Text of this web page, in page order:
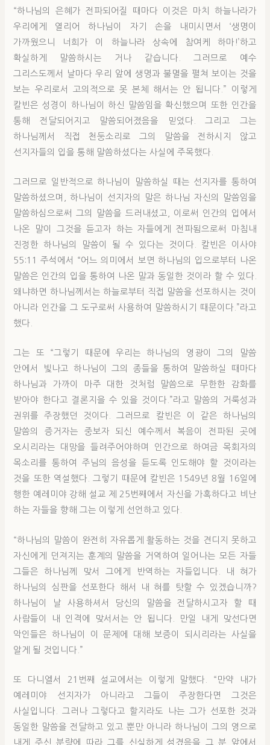
“하나님의 은혜가 전파되어질 때마다 이것은 마치 하늘나라가
우리에게 열리어 하나님이 자기 손을 내미시면서 ‘생명이
가까웠으니 너희가 이 하늘나라 상속에 참여케 하마!’하고
확실하게 말씀하시는 거나 같습니다. 그러므로 예수
그리스도께서 날마다 우리 앞에 생명과 불멸을 펼쳐 보이는 것을
보는 우리로서 고의적으로 못 본체 해서는 안 됩니다.” 이렇게
칼빈은 성경이 하나님이 하신 말씀임을 확신했으며 또한 인간을
통해 전달되어지고 말씀되어졌음을 믿었다. 그리고 그는
하나님께서 직접 천둥소리로 그의 말씀을 전하시지 않고
선지자들의 입을 통해 말씀하셨다는 사실에 주목했다.
그러므로 일반적으로 하나님이 말씀하실 때는 선지자를 통하여
말씀하셨으며, 하나님이 선지자의 말은 하나님 자신의 말씀임을
말씀하심으로써 그의 말씀을 드러내셨고, 이로써 인간의 입에서
나온 말이 그것을 듣고자 하는 자들에게 전파됨으로써 마침내
진정한 하나님의 말씀이 될 수 있다는 것이다. 칼빈은 이사야
55:11 주석에서 “어느 의미에서 보면 하나님의 입으로부터 나온
말씀은 인간의 입을 통하여 나온 말과 동일한 것이라 할 수 있다.
왜냐하면 하나님께서는 하늘로부터 직접 말씀을 선포하시는 것이
아니라 인간을 그 도구로써 사용하여 말씀하시기 때문이다.”라고
했다.
그는 또 “그렇기 때문에 우리는 하나님의 영광이 그의 말씀
안에서 빛나고 하나님이 그의 종들을 통하여 말씀하실 때마다
하나님과 가까이 마주 대한 것처럼 말씀으로 무한한 감화를
받아야 한다고 결론지을 수 있을 것이다.”라고 말씀의 거룩성과
권위를 주장했던 것이다. 그러므로 칼빈은 이 같은 하나님의
말씀의 증거자는 중보자 되신 예수께서 복음이 전파된 곳에
오시리라는 대망을 들려주어야하며 인간으로 하여금 목회자의
목소리를 통하여 주님의 음성을 듣도록 인도해야 할 것이라는
것을 또한 역설했다. 그렇기 때문에 칼빈은 1549년 8월 16일에
행한 예레미야 강해 설교 제 25번째에서 자신을 가혹하다고 비난
하는 자들을 향해 그는 이렇게 선언하고 있다.
“하나님의 말씀이 완전히 자유롭게 활동하는 것을 견디지 못하고
자신에게 던져지는 훈계의 말씀을 거역하여 일어나는 모든 자들
그들은 하나님께 맞서 그에게 반역하는 자들입니다. 내 혀가
하나님의 심판을 선포한다 해서 내 혀를 탓할 수 있겠습니까?
하나님이 날 사용하셔서 당신의 말씀을 전달하시고자 할 때
사람들이 내 인격에 맞서서는 안 됩니다. 만일 내게 맞선다면
악인들은 하나님이 이 문제에 대해 보증이 되시리라는 사실을
알게 될 것입니다.”
또 다니엘서 21번째 설교에서는 이렇게 말했다. “만약 내가
예레미야 선지자가 아니라고 그들이 주장한다면 그것은
사실입니다. 그러나 그렇다고 할지라도 나는 그가 선포한 것과
동일한 말씀을 전달하고 있고 뿐만 아니라 하나님이 그의 영으로
내게 주신 분량에 따라 그를 신실하게 섬겼음을 그 분 앞에서